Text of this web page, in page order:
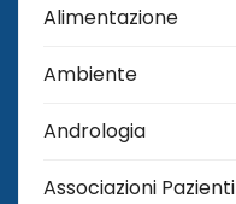
Alimentazione
Ambiente
Andrologia
Associazioni Pazienti